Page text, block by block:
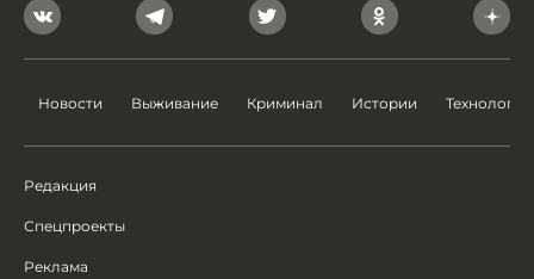
Новости Выживание Криминал Истории Технологии
Редакция
Спецпроекты
Реклама